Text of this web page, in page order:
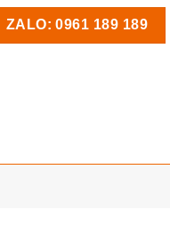
ZALO: 0961 189 189